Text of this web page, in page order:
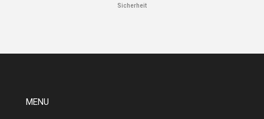
Sicherheit
MENU